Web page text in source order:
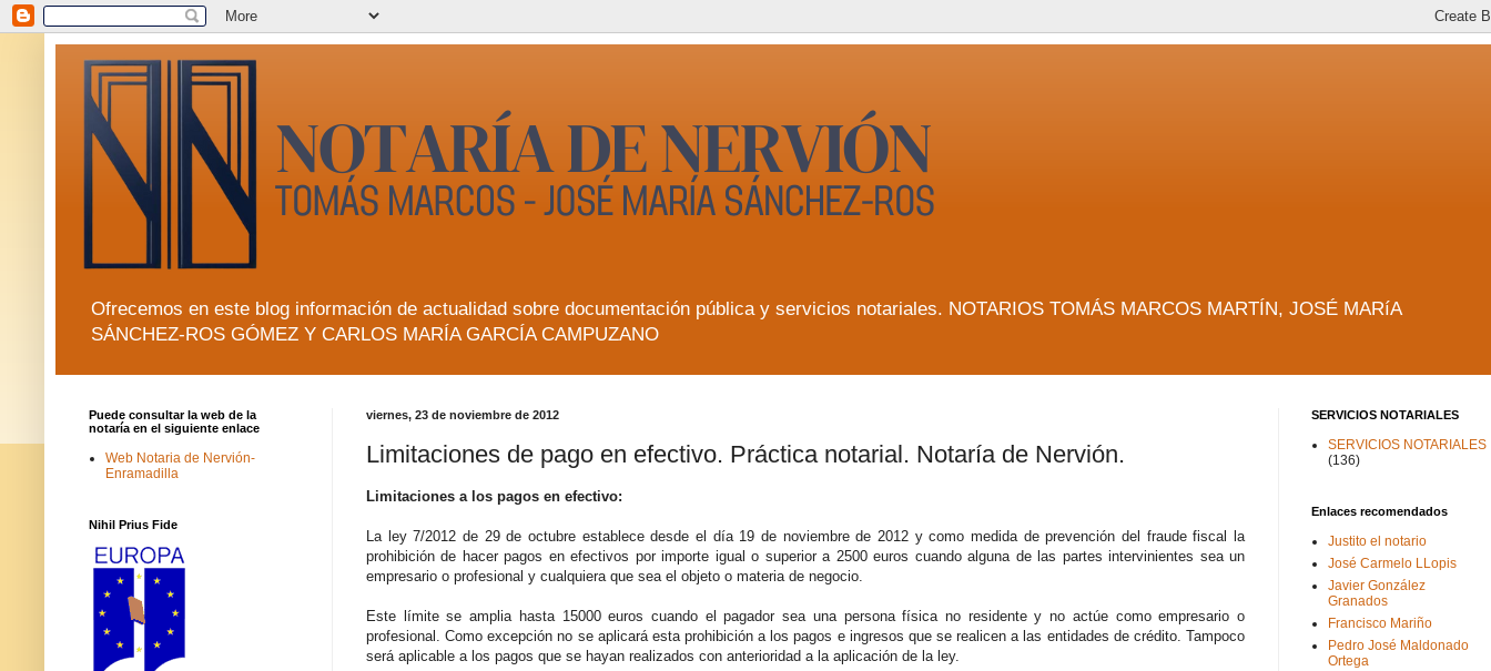
Ofrecemos en este blog información de actualidad sobre documentación pública y servicios notariales. NOTARIOS TOMÁS MARCOS MARTÍN, JOSÉ MARíA
SÁNCHEZ-ROS GÓMEZ Y CARLOS MARÍA GARCÍA CAMPUZANO
viernes, 23 de noviembre de 2012
Limitaciones de pago en efectivo. Práctica notarial. Notaría de Nervión.
Limitaciones a los pagos en efectivo:
La ley 7/2012 de 29 de octubre establece desde el día 19 de noviembre de 2012 y como medida de prevención del fraude fiscal la
prohibición de hacer pagos en efectivos por importe igual o superior a 2500 euros cuando alguna de las partes intervinientes sea un
empresario o profesional y cualquiera que sea el objeto o materia de negocio.
Este límite se amplia hasta 15000 euros cuando el pagador sea una persona física no residente y no actúe como empresario o
profesional. Como excepción no se aplicará esta prohibición a los pagos e ingresos que se realicen a las entidades de crédito. Tampoco
será aplicable a los pagos que se hayan realizados con anterioridad a la aplicación de la ley.
Puede consultar la web de la
notaría en el siguiente enlace
Web Notaria de Nervión-
Enramadilla
Nihil Prius Fide
SERVICIOS NOTARIALES
SERVICIOS NOTARIALES
(136)
Enlaces recomendados
Justito el notario
José Carmelo LLopis
Javier González
Granados
Francisco Mariño
Pedro José Maldonado
Ortega